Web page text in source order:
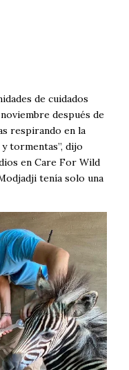
de cuidados
después de
respirando en la
tormentas”, dijo
en Care For Wild
tenía solo una